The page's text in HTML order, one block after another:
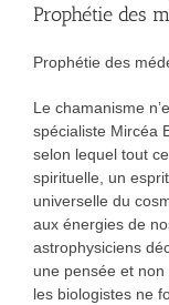
Prophétie des
Prophétie des
Le chamanisme
spécialiste Mircéa
selon lequel tout
spirituelle, un
universelle du
aux énergies de
astrophysiciens
une pensée et
les biologistes ne